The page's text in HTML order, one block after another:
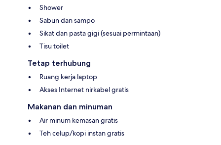
Shower
Sabun dan sampo
Sikat dan pasta gigi (sesuai permintaan)
Tisu toilet
Tetap terhubung
Ruang kerja laptop
Akses Internet nirkabel gratis
Makanan dan minuman
Air minum kemasan gratis
Teh celup/kopi instan gratis